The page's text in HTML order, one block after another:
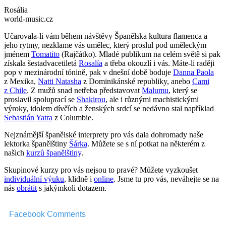
Rosália
world-music.cz
Učarovala-li vám během návštěvy Španělska kultura flamenca a
jeho rytmy, nezklame vás umělec, který proslul pod uměleckým
jménem Tomatito (Rajčátko). Mladé publikum na celém světě si pak
získala šestadvacetiletá Rosalía a třeba okouzlí i vás. Máte-li raději
pop v mezinárodní tónině, pak v dnešní době boduje Danna Paola
z Mexika, Natti Natasha z Dominikánské republiky, anebo Cami
z Chile. Z mužů snad netřeba představovat Malumu, který se
proslavil spoluprací se Shakirou, ale i různými machistickými
výroky, idolem dívčích a ženských srdcí se nedávno stal například
Sebastián Yatra z Columbie.
Nejznámější španělské interprety pro vás dala dohromady naše
lektorka španělštiny Šárka. Můžete se s ní potkat na některém z
našich kurzů španělštiny.
Skupinové kurzy pro vás nejsou to pravé? Můžete vyzkoušet
individuální výuku, klidně i online. Jsme tu pro vás, neváhejte se na
nás obrátit s jakýmkoli dotazem.
Facebook Comments